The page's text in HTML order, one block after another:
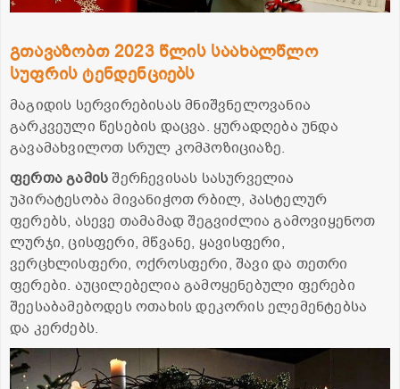
გთავაზობთ 2023 წლის საახალწლო
სუფრის ტენდენციებს
მაგიდის სერვირებისას მნიშვნელოვანია
გარკვეული წესების დაცვა. ყურადღება უნდა
გავამახვილოთ სრულ კომპოზიციაზე.
ფერთა გამისშერჩევისას სასურველია
უპირატესობა მივანიჭოთ რბილ, პასტელურ
ფერებს, ასევე თამამად შეგვიძლია გამოვიყენოთ
ლურჯი, ცისფერი, მწვანე, ყავისფერი,
ვერცხლისფერი, ოქროსფერი, შავი და თეთრი
ფერები. აუცილებელია გამოყენებული ფერები
შეესაბამებოდეს ოთახის დეკორის ელემენტებსა
და კერძებს.